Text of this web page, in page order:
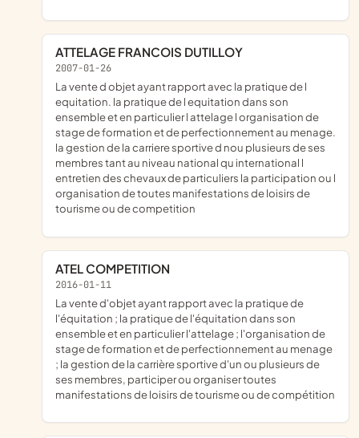
ATTELAGE FRANCOIS DUTILLOY
2007-01-26
la vente d objet ayant rapport avec la pratique de l
equitation. la pratique de l equitation dans son
ensemble et en particulier l attelage l organisation de
stage de formation et de perfectionnement au menage.
la gestion de la carriere sportive d nou plusieurs de ses
membres tant au niveau national qu international l
entretien des chevaux de particuliers la participation ou l
organisation de toutes manifestations de loisirs de
tourisme ou de competition
ATEL COMPETITION
2016-01-11
la vente d'objet ayant rapport avec la pratique de
l'équitation ; la pratique de l'équitation dans son
ensemble et en particulier l'attelage ; l'organisation de
stage de formation et de perfectionnement au menage
; la gestion de la carrière sportive d'un ou plusieurs de
ses membres, participer ou organiser toutes
manifestations de loisirs de tourisme ou de compétition